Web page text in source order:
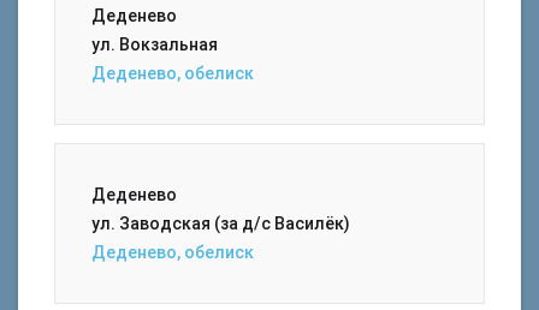
Деденево
ул. Вокзальная
Деденево, обелиск
Деденево
ул. Заводская (за д/с Василёк)
Деденево, обелиск